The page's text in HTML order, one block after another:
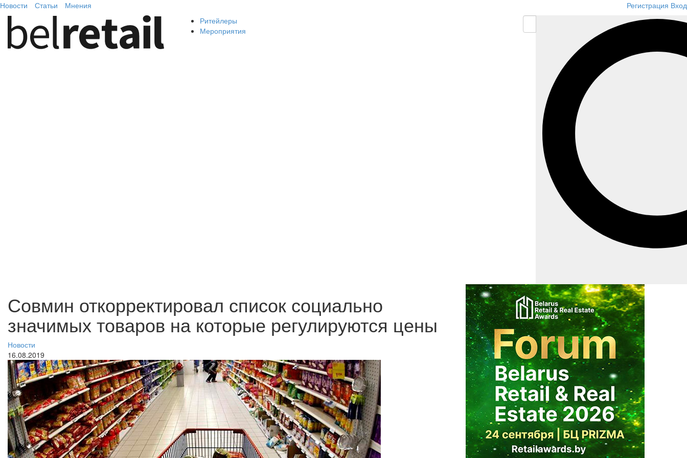
Новости Статьи Мнения Регистрация Вход
Ритейлеры
Мероприятия
Совмин откорректировал список социально
значимых товаров на которые регулируются цены
Новости
16.08.2019